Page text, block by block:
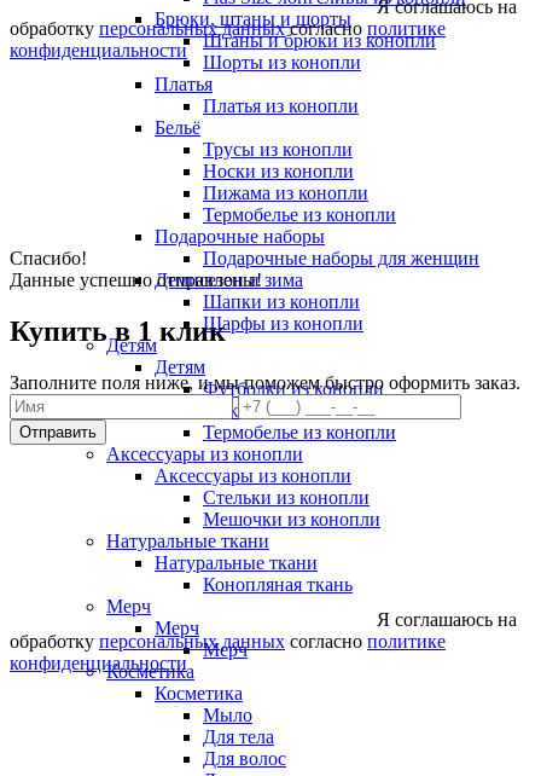
Брюки, штаны и шорты
Штаны и брюки из конопли
Шорты из конопли
Платья
Платья из конопли
Бельё
Трусы из конопли
Носки из конопли
Пижама из конопли
Термобелье из конопли
Подарочные наборы
Подарочные наборы для женщин
Демисезон и зима
Шапки из конопли
Шарфы из конопли
Детям
Детям
Футболки из конопли
пижама из конопли
Термобелье из конопли
Аксессуары из конопли
Аксессуары из конопли
Стельки из конопли
Мешочки из конопли
Натуральные ткани
Натуральные ткани
Конопляная ткань
Мерч
Мерч
Мерч
Косметика
Косметика
Мыло
Для тела
Для волос
Я соглашаюсь на
обработку персональных данныхсогласно политике
конфиденциальности
Спасибо!
Данные успешно отправлены!
Купить в 1 клик
Заполните поля ниже, и мы поможем быстро оформить заказ.
Отправить
Я соглашаюсь на
обработку персональных данных согласно политике
конфиденциальности